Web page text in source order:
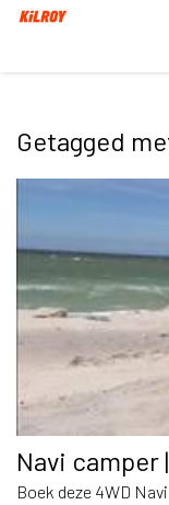
Getagged
Navi camper
Boek deze 4WD